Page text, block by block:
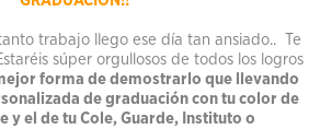
trabajo llego ese día tan ansiado.. Te
súper orgullosos de todos los logros
forma de demostrarlo que llevando
de graduación con tu color de
y el de tu Cole, Guarde, Instituto o